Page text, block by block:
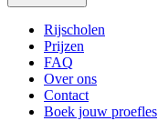
Rijscholen
Prijzen
FAQ
Over ons
Contact
Boek jouw proefles